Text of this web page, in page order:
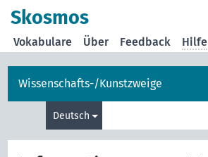
Skosmos
Vokabulare Über Feedback Hilfe
Wissenschafts-/Kunstzweige
Deutsch